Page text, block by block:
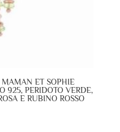
ET SOPHIE
925, PERIDOTO VERDE,
E RUBINO ROSSO